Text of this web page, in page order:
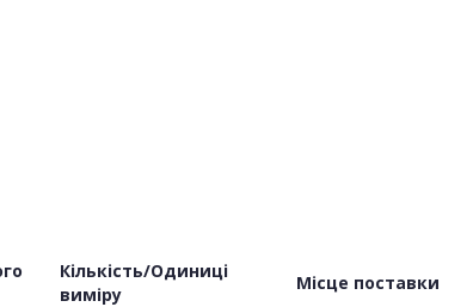
Кількість/Одиниці
виміру
Місце поставки